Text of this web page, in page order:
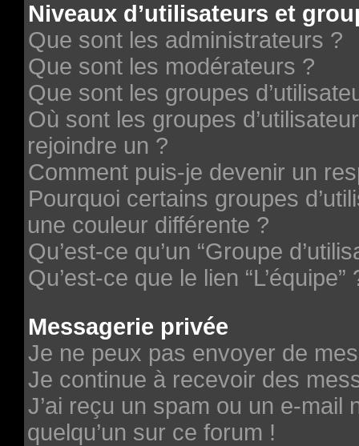
Niveaux d’utilisateurs et
Que sont les administrateurs ?
Que sont les modérateurs ?
Que sont les groupes
Où sont les groupes
rejoindre un ?
Comment puis-je devenir un
Pourquoi certains groupes
une couleur différente ?
Qu’est-ce qu’un “Groupe
Qu’est-ce que le lien “L’équipe”
Messagerie privée
Je ne peux pas envoyer de
Je continue à recevoir des
J’ai reçu un spam ou un e-mail
quelqu’un sur ce forum !